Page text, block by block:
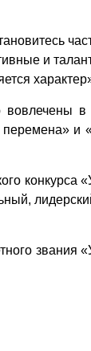
и
вовлечены
и
конкурса